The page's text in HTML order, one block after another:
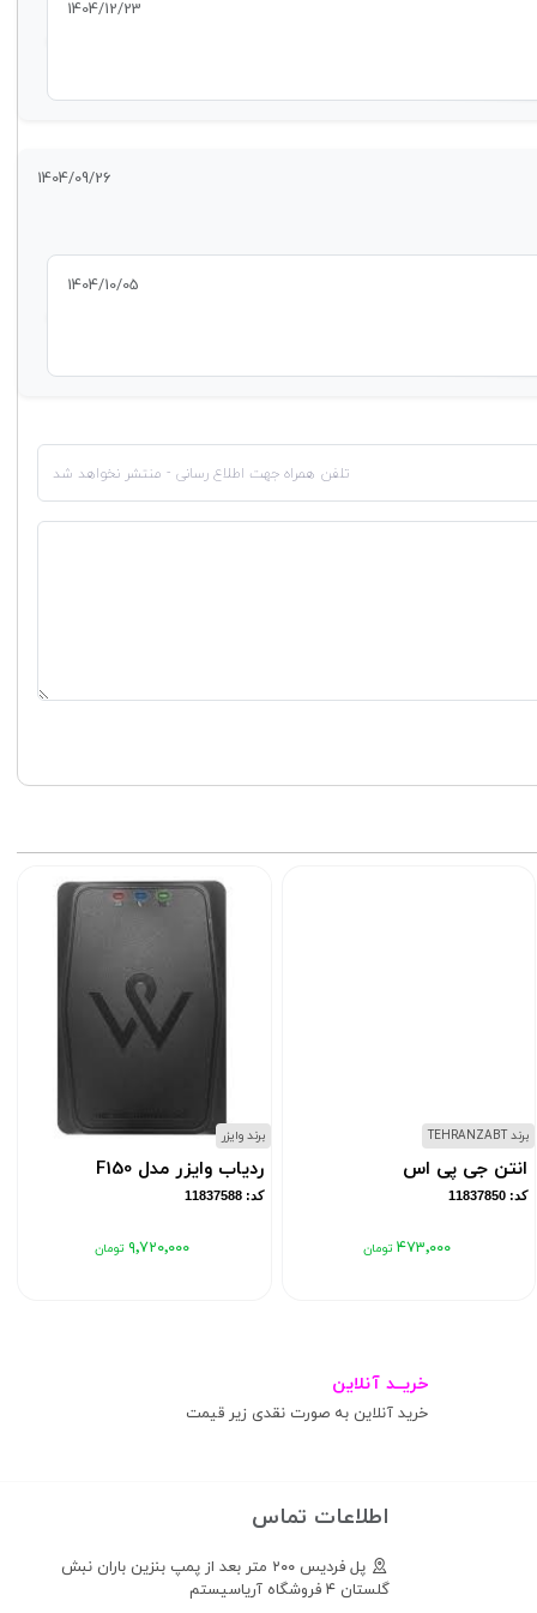
1404/12/23
1404/09/26
1404/10/05
برند TEHRANZABT
انتن جی پی اس
کد: 11837850
۴۷۳٬۰۰۰
برند وایزر
ردیاب وایزر مدل F150
کد: 11837588
۹٬۷۲۰٬۰۰۰
خریــد آنلاین
خرید آنلاین به صورت نقدی زیر قیمت
اطلاعات تماس
پل فردیس ۲۰۰ متر بعد از پمپ بنزین باران نبش
گلستان ۴ فروشگاه آریاسیستم